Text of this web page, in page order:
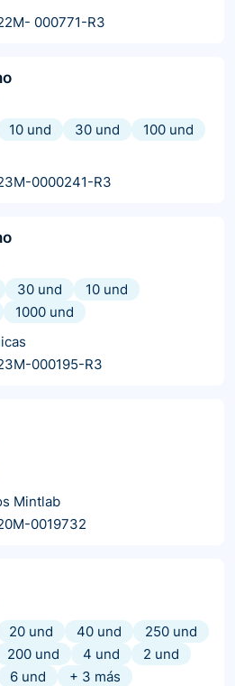
000771-R3
10 und 30 und
100 und
0000241-R3
30 und
10 und
1000 und
000195-R3
Mintlab
0019732
20 und 40 und
250 und
200 und 4 und
2 und
6 und + 3 más